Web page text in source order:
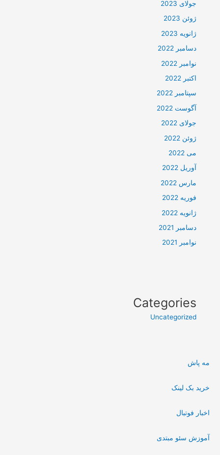
جولای 2023
ژوئن 2023
ژانویه 2023
دسامبر 2022
نوامبر 2022
اکتبر 2022
سپتامبر 2022
آگوست 2022
جولای 2022
ژوئن 2022
می 2022
آوریل 2022
مارس 2022
فوریه 2022
ژانویه 2022
دسامبر 2021
نوامبر 2021
Categories
Uncategorized
مه پاش
خرید بک لینک
اخبار فوتبال
آموزش سئو مبتدی